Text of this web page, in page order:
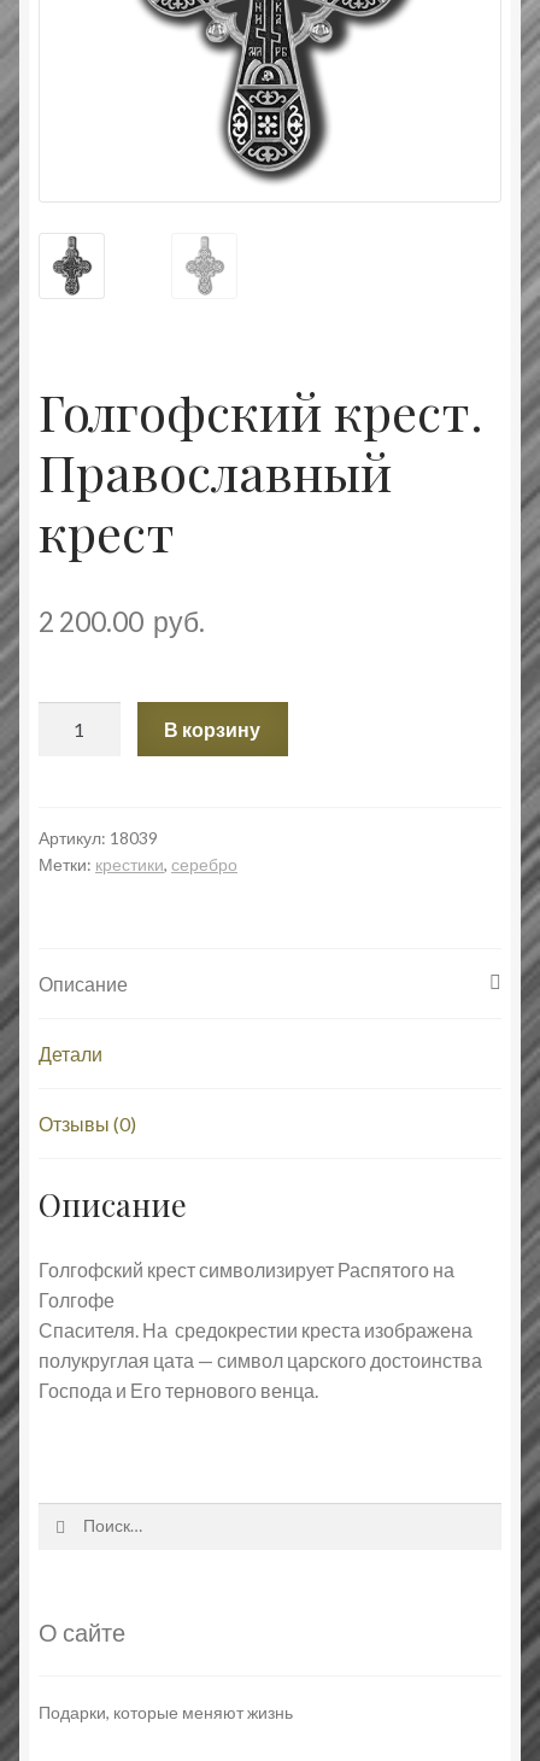
Типовой договор
Контактная информация
Православные подарки
Голгофский крест.
Православный
крест
2 200.00 руб.
Православный
крест
В корзину
Артикул: 18039
Метки: крестики, серебро
Описание
Детали
Отзывы (0)
Описание
Голгофский крест символизирует Распятого на
Голгофе
Спасителя. На средокрестии креста изображена
полукруглая цата — символ царского достоинства
Господа и Его тернового венца.
О сайте
Подарки, которые меняют жизнь